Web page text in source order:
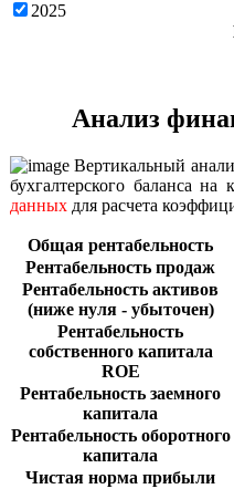
2025
Анализ
Вертикальный
бухгалтерского баланса
данных для расчета
Общая рентабельность
Рентабельность продаж
Рентабельность активов
(ниже нуля - убыточен)
Рентабельность
собственного капитала
ROE
Рентабельность заемного
капитала
Рентабельность оборотного
капитала
Чистая норма прибыли